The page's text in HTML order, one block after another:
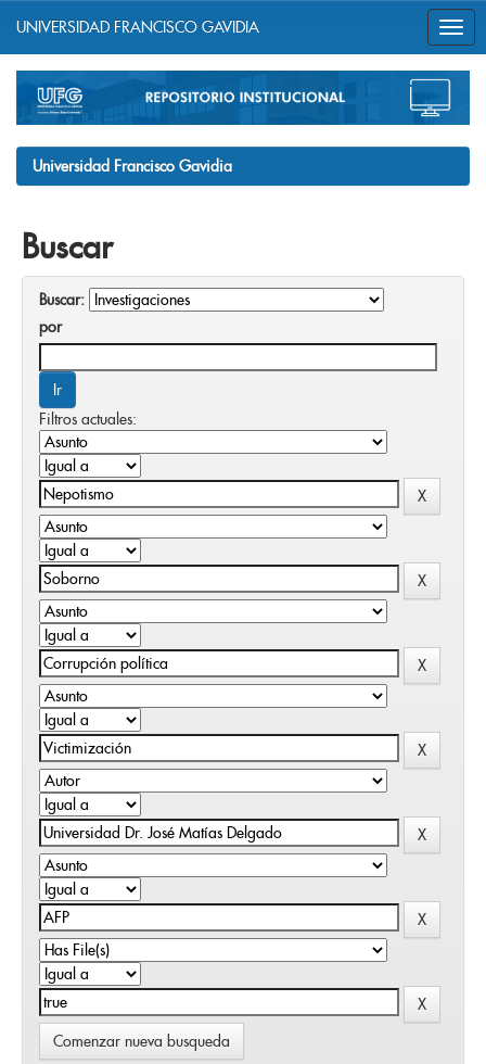
navigation
UNIVERSIDAD FRANCISCO GAVIDIA
Universidad Francisco Gavidia
Buscar
Buscar:
por
Filtros actuales:
Comenzar nueva busqueda